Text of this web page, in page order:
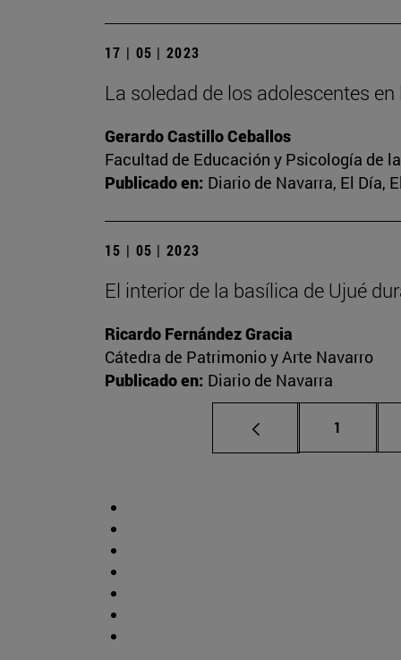
17 | 05 | 2023
La soledad de los adolescentes
Gerardo Castillo Ceballos
Facultad de Educación y Psicología de
Publicado en: Diario de Navarra, El Día,
15 | 05 | 2023
El interior de la basílica de Ujué
Ricardo Fernández Gracia
Cátedra de Patrimonio y Arte Navarro
Publicado en: Diario de Navarra
Página
1